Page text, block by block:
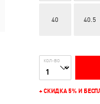
40 40.5
КОЛ-ВО
+ СКИДКА 5% И